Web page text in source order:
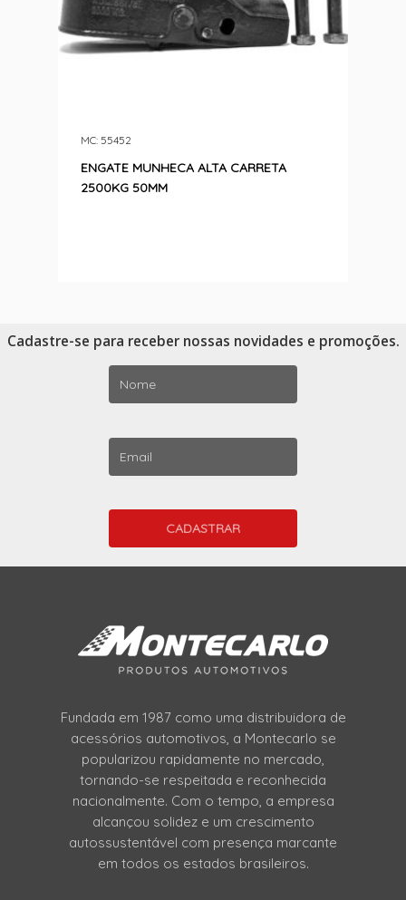
ENGATE MUNHECA ALTA CARRETA
2500KG 50MM
MC: 55452
Cadastre-se para receber nossas novidades e promoções.
Fundada em 1987 como uma distribuidora de
acessórios automotivos, a Montecarlo se
popularizou rapidamente no mercado,
tornando-se respeitada e reconhecida
nacionalmente. Com o tempo, a empresa
alcançou solidez e um crescimento
autossustentável com presença marcante
em todos os estados brasileiros.